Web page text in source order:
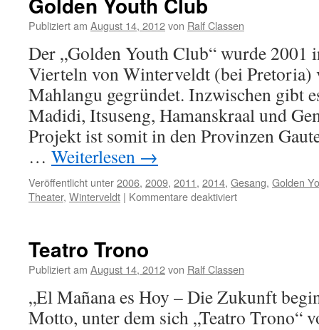
Publiziert am August 14, 2012von Ralf Classen
Der „Golden Youth Club“ wurde 2001
Vierteln von Winterveldt (bei Pretoria)
Mahlangu gegründet. Inzwischen gibt
Madidi, Itsuseng, Hamanskraal und
Projekt ist somit in den Provinzen
… Weiterlesen →
Veröffentlicht unter2006, 2009, 2011, 2014, Gesang, Golden
Theater, Winterveldt | Kommentare deaktiviertfür
Teatro Trono
Publiziert am August 14, 2012von Ralf Classen
„El Mañana es Hoy – Die Zukunft
Motto, unter dem sich „Teatro Trono“